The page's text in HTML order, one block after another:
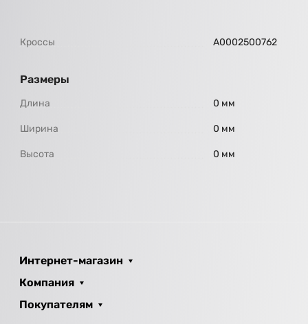
Кроссы A0002500762
Размеры
Длина 0 мм
Ширина 0 мм
Высота 0 мм
Интернет-магазин
Компания
Покупателям